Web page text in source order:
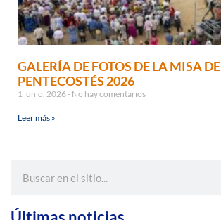
GALERÍA DE FOTOS DE LA MISA DE
PENTECOSTÉS 2026
1 junio, 2026 No hay comentarios
Leer más »